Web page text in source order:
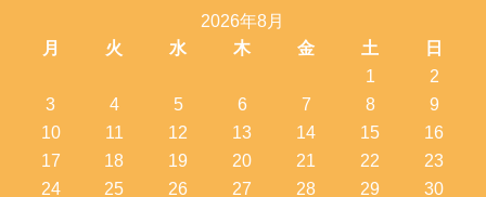
2026年8月
月
火 水 木 金 土
日
1
2
3
4 5 6 7 8
9
10
11 12 13 14 15
16
17
18 19 20 21 22
23
24
25 26 27 28 29
30